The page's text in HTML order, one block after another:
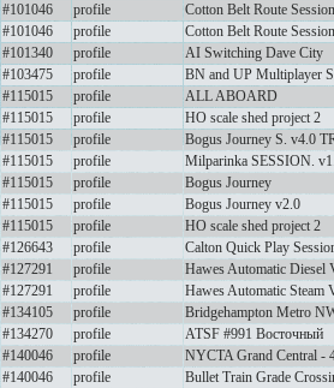
#101046 profile
Cotton Belt Route Session
#101046 profile
Cotton Belt Route Session
#101340 profile
AI Switching Dave City
#103475 profile
BN and UP Multiplayer
#115015 profile
ALL ABOARD
#115015 profile
HO scale shed project 2
#115015 profile
Bogus Journey S. v4.0
#115015 profile
Milparinka SESSION.
#115015 profile
Bogus Journey
#115015 profile
Bogus Journey v2.0
#115015 profile
HO scale shed project 2
#126643 profile
Calton Quick Play
#127291 profile
Hawes Automatic Diesel
#127291 profile
Hawes Automatic Steam
#134105 profile
Bridgehampton Metro
#134270 profile
ATSF #991 Восточный
#140046 profile
NYCTA Grand Central -
#140046 profile
Bullet Train Grade